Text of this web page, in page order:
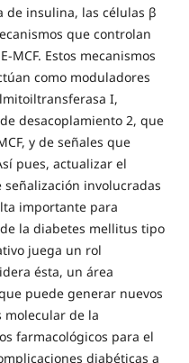
de insulina, las células β
que controlan
MCF. Estos mecanismos
como moduladores
I,
desacoplamiento 2, que
y de señales que
pues, actualizar el
involucradas
importante para
la diabetes mellitus tipo
juega un rol
ésta, un área
puede generar nuevos
molecular de la
farmacológicos para el
diabéticas a